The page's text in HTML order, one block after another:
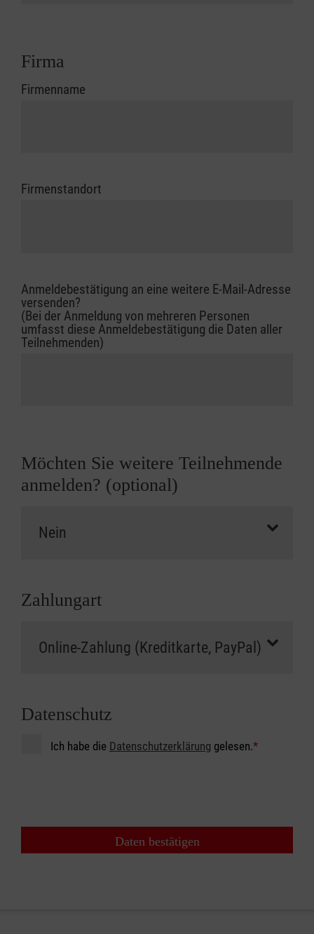
Firma
Firmenname
Firmenstandort
Anmeldebestätigung an eine weitere E-Mail-Adresse
versenden?
(Bei der Anmeldung von mehreren Personen
umfasst diese Anmeldebestätigung die Daten aller
Teilnehmenden)
Möchten Sie weitere Teilnehmende
anmelden? (optional)
Zahlungart
Datenschutz
Ich habe die Datenschutzerklärung gelesen.*
Daten bestätigen